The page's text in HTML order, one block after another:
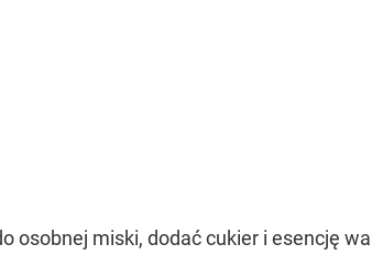
osobnej miski, dodać cukier i esencję